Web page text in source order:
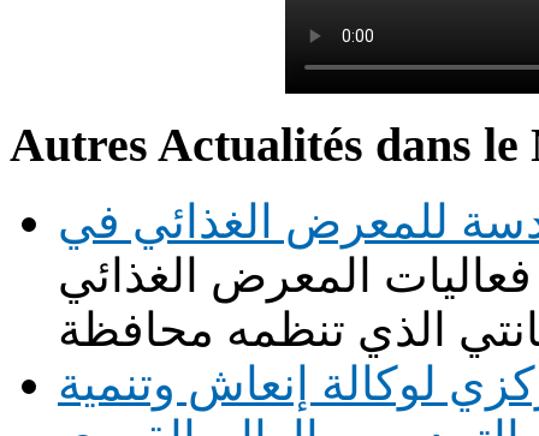
Autres Actualités dans le
للمعرض الغذائي في
المعرض الغذائي
لوكالة إنعاش وتنمية